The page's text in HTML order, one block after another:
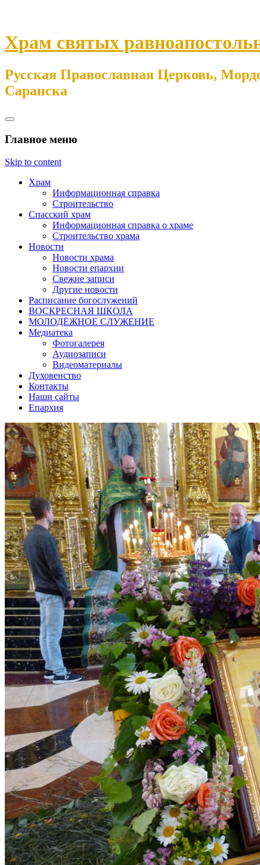
Храм святых
Русская Православная Церковь,
Саранска
Главное меню
Skip to content
Храм
Информационная справка
Строительство
Спасский храм
Информационная справка о храме
Строительство храма
Новости
Новости храма
Новости епархии
Свежие записи
Другие новости
Расписание богослужений
ВОСКРЕСНАЯ ШКОЛА
МОЛОДЁЖНОЕ СЛУЖЕНИЕ
Медиатека
Фотогалерея
Аудиозаписи
Видеоматериалы
Духовенство
Контакты
Наши сайты
Епархия